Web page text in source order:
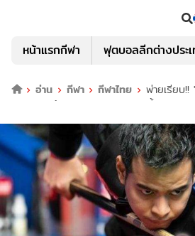
หน้าแรกกีฬา ฟุตบอลลีกต่างประ
อ่าน กีฬา กีฬาไทย
พ่ายเรียบ
รอบสอง ศึกสนุกเกอร์ ยูเค แชมเปี้ยนชิพ